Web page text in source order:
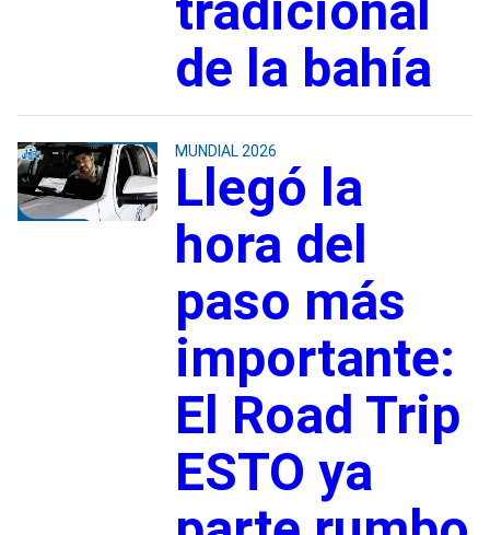
de la bahía
MUNDIAL 2026
Llegó la
hora del
paso más
importante:
El Road Trip
ESTO ya